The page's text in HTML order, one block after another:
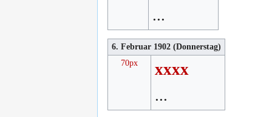
...
6. Februar 1902 (Donnerstag)
70px
xxxx
...